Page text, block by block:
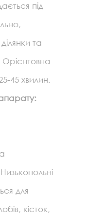
під
та
Орієнтовна
45 хвилин.
для
кісток,